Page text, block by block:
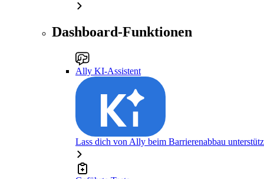
Dashboard-Funktionen
Ally KI-Assistent
Lass dich von Ally beim Barrierenabbau